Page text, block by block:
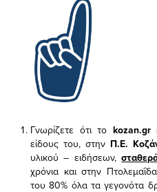
Γνωρίζετε ότι το kozan.gr
είδους του, στην Π.Ε.
υλικού – ειδήσεων,
χρόνια και στην
του 80% όλα τα γεγονότα